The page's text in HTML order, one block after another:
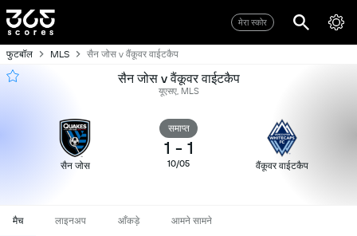
मेरा स्कोर
फुटबॉल MLS सैन जोस v वैंकूवर वाईटकैप
सैन जोस v वैंकूवर वाईटकैप
यूएसए, MLS
सैन जोस
समाप्त
1 - 1
10/05 वैंकूवर वाईटकैप
मैच लाइनअप आँकड़े आमने सामने